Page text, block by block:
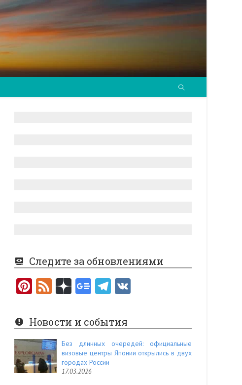
Следите за обновлениями
Pi
er
es
t
F
e
d
Новости и события
Без длинных очередей: официальные
визовые центры Японии открылись в двух
городах России
17.03.2026